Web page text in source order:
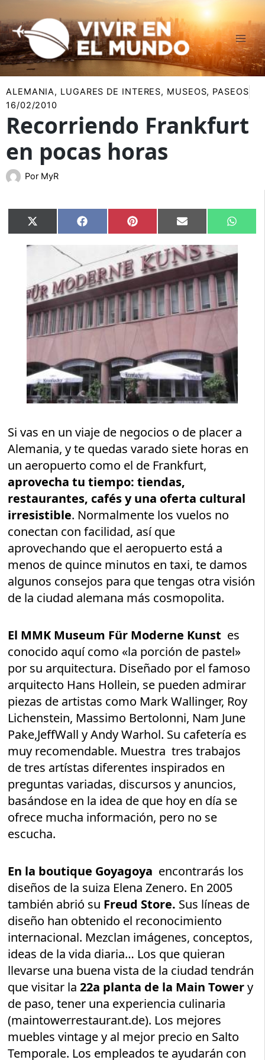
al
contenido
ALEMANIA, LUGARES DE INTERES, MUSEOS, PASEOS
16/02/2010
Recorriendo Frankfurt
en pocas horas
Por MyR
Compartir
en
X
(Twitter)
Compartir
en
Facebook Compartir
en
Pinterest Compartir
en
Email
en
Si vas en un viaje de negocios o de placer a
Alemania, y te quedas varado siete horas en
un aeropuerto como el de Frankfurt,
aprovecha tu tiempo: tiendas,
restaurantes, cafés y una oferta cultural
irresistible. Normalmente los vuelos no
conectan con facilidad, así que
aprovechando que el aeropuerto está a
menos de quince minutos en taxi, te damos
algunos consejos para que tengas otra visión
de la ciudad alemana más cosmopolita.
El MMK Museum Für Moderne Kunst es
conocido aquí como «la porción de pastel»
por su arquitectura. Diseñado por el famoso
arquitecto Hans Hollein, se pueden admirar
piezas de artistas como Mark Wallinger, Roy
Lichenstein, Massimo Bertolonni, Nam June
Pake,JeffWall y Andy Warhol. Su cafetería es
muy recomendable. Muestra tres trabajos
de tres artístas diferentes inspirados en
preguntas variadas, discursos y anuncios,
basándose en la idea de que hoy en día se
ofrece mucha información, pero no se
escucha.
En la boutique Goyagoya encontrarás los
diseños de la suiza Elena Zenero. En 2005
también abrió su Freud Store. Sus líneas de
diseño han obtenido el reconocimiento
internacional. Mezclan imágenes, conceptos,
ideas de la vida diaria… Los que quieran
llevarse una buena vista de la ciudad tendrán
que visitar la22a planta de la Main Towery
de paso, tener una experiencia culinaria
(maintowerrestaurant.de). Los mejores
muebles vintage y al mejor precio en Salto
Temporale. Los empleados te ayudarán con